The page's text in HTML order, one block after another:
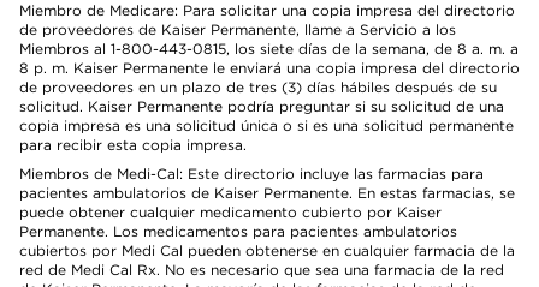
Miembro de Medicare: Para solicitar una copia impresa del directorio
de proveedores de Kaiser Permanente, llame a Servicio a los
Miembros al 1-800-443-0815, los siete días de la semana, de 8 a. m. a
8 p. m. Kaiser Permanente le enviará una copia impresa del directorio
de proveedores en un plazo de tres (3) días hábiles después de su
solicitud. Kaiser Permanente podría preguntar si su solicitud de una
copia impresa es una solicitud única o si es una solicitud permanente
para recibir esta copia impresa.
Miembros de Medi-Cal: Este directorio incluye las farmacias para
pacientes ambulatorios de Kaiser Permanente. En estas farmacias, se
puede obtener cualquier medicamento cubierto por Kaiser
Permanente. Los medicamentos para pacientes ambulatorios
cubiertos por Medi Cal pueden obtenerse en cualquier farmacia de la
red de Medi Cal Rx. No es necesario que sea una farmacia de la red